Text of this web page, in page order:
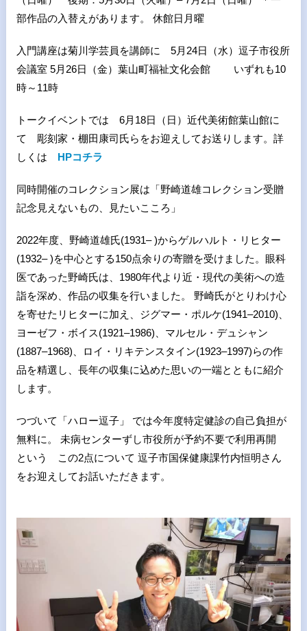
部作品の入替えがあります。 休館日月曜
入門講座は菊川学芸員を講師に 5月24日（水）逗子市役所
会議室 5月26日（金）葉山町福祉文化会館 いずれも10
時～11時
トークイベントでは 6月18日（日）近代美術館葉山館に
て 彫刻家・棚田康司氏らをお迎えしてお送りします。詳
しくは HPコチラ
同時開催のコレクション展は「野崎道雄コレクション受贈
記念見えないもの、見たいこころ」
2022年度、野崎道雄氏(1931– )からゲルハルト・リヒター
(1932– )を中心とする150点余りの寄贈を受けました。眼科
医であった野崎氏は、1980年代より近・現代の美術への造
詣を深め、作品の収集を行いました。 野崎氏がとりわけ心
を寄せたリヒターに加え、ジグマー・ポルケ(1941–2010)、
ヨーゼフ・ボイス(1921–1986)、マルセル・デュシャン
(1887–1968)、ロイ・リキテンスタイン(1923–1997)らの作
品を精選し、長年の収集に込めた思いの一端とともに紹介
します。
つづいて「ハロー逗子」 では今年度特定健診の自己負担が
無料に。 未病センターずし市役所が予約不要で利用再開
という この2点について 逗子市国保健康課竹内恒明さん
をお迎えしてお話いただきます。